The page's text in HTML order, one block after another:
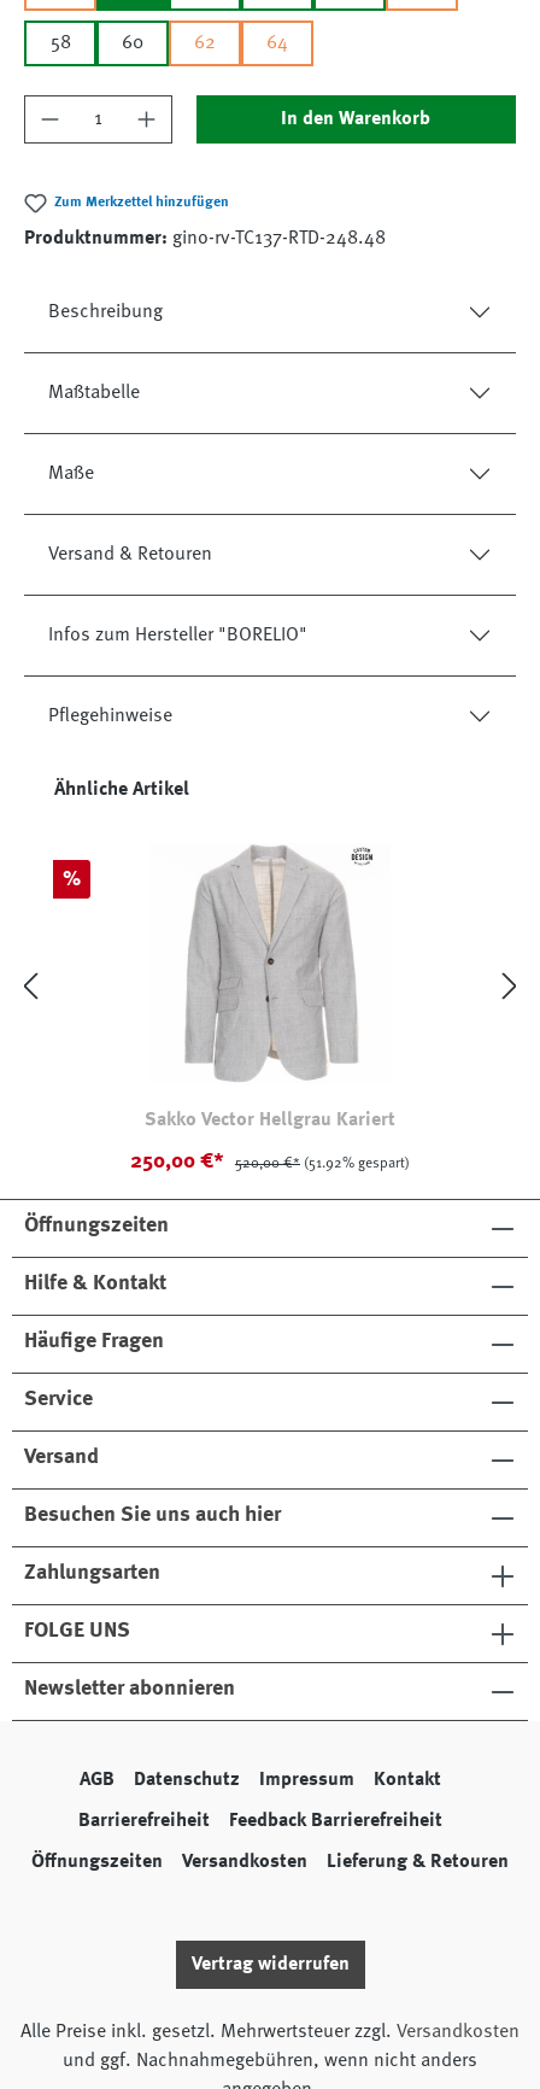
58 60 62 64
Produkt Anzahl: Gib den gewünschten Wert
In den Warenkorb
Zum Merkzettel hinzufügen
Produktnummer: gino-rv-TC137-RTD-248.48
Beschreibung
Maßtabelle
Maße
Versand & Retouren
Infos zum Hersteller "BORELIO"
Pflegehinweise
Produktgalerie überspringen
Ähnliche Artikel
Rabatt
%
Sakko Vector Hellgrau Kariert
250,00 €* 520,00 €* (51.92% gespart)
Öffnungszeiten
Hilfe & Kontakt
Häufige Fragen
Service
Versand
Besuchen Sie uns auch hier
Zahlungsarten
FOLGE UNS
Newsletter abonnieren
AGB Datenschutz Impressum Kontakt
Barrierefreiheit Feedback Barrierefreiheit
Öffnungszeiten Versandkosten Lieferung & Retouren
Vertrag widerrufen
Alle Preise inkl. gesetzl. Mehrwertsteuer zzgl. Versandkosten
und ggf. Nachnahmegebühren, wenn nicht anders